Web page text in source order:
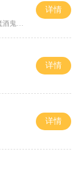
击火
详情
详情
详情